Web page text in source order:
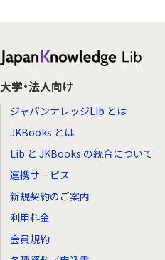
大学・法人向け
ジャパンナレッジLib とは
JKBooks とは
Lib と JKBooks の統合について
連携サービス
新規契約のご案内
利用料金
会員規約